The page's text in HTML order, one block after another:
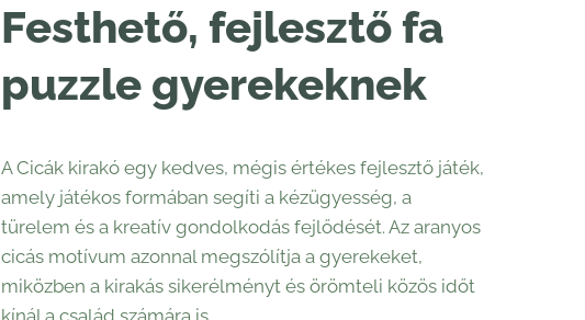
Festhető, fejlesztő fa
puzzle gyerekeknek
A Cicák kirakó egy kedves, mégis értékes fejlesztő játék,
amely játékos formában segíti a kézügyesség, a
türelem és a kreatív gondolkodás fejlődését. Az aranyos
cicás motívum azonnal megszólítja a gyerekeket,
miközben a kirakás sikerélményt és örömteli közös időt
kínál a család számára is.